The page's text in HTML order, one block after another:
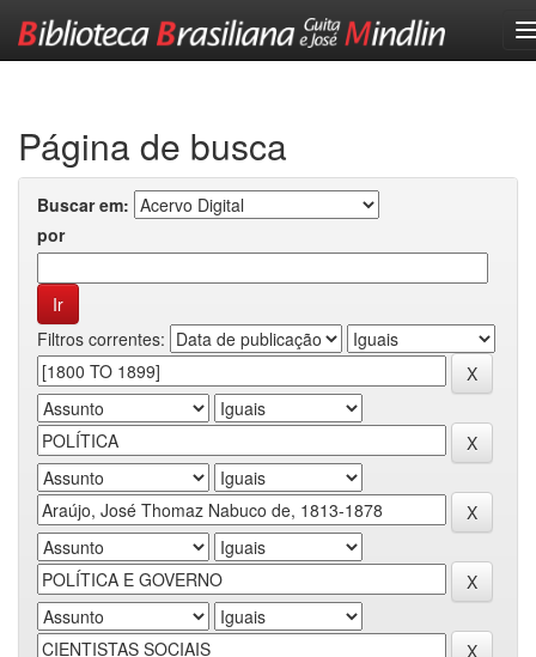
Página de busca
Buscar em:
por
Filtros correntes: